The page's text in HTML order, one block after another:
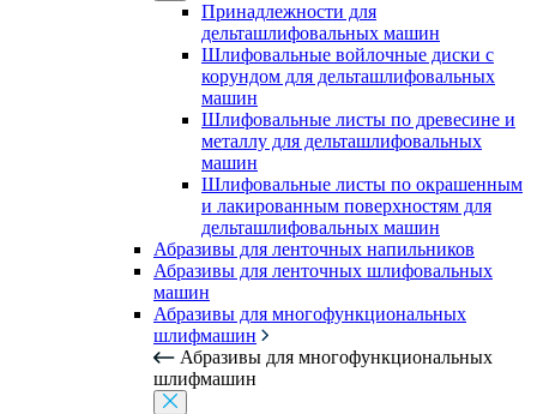
Принадлежности для
дельташлифовальных машин
Шлифовальные войлочные диски с
корундом для дельташлифовальных
машин
Шлифовальные листы по древесине и
металлу для дельташлифовальных
машин
Шлифовальные листы по окрашенным
и лакированным поверхностям для
дельташлифовальных машин
Абразивы для ленточных напильников
Абразивы для ленточных шлифовальных
машин
Абразивы для многофункциональных
шлифмашин
Абразивы для многофункциональных
шлифмашин